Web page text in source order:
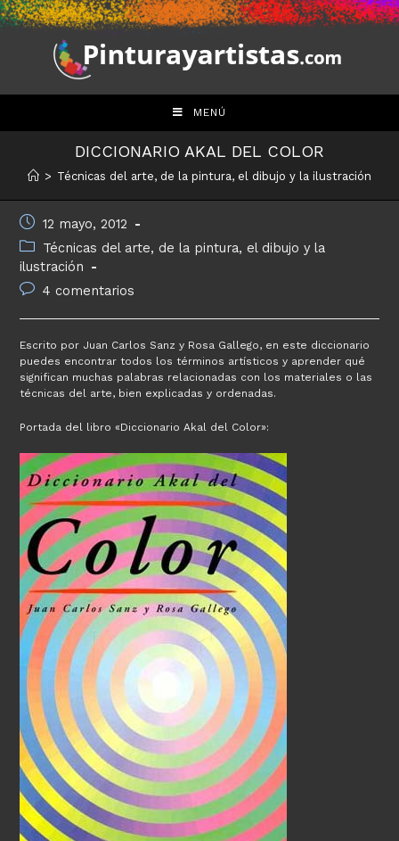
Saltar
al
contenido
MENÚ
DICCIONARIO AKAL DEL COLOR
> Técnicas del arte, de la pintura, el dibujo y la ilustración
Publicación
de
la
12 mayo, 2012
Categoría
de
la
Técnicas del arte, de la pintura, el dibujo y la
ilustración
Comentarios
entrada:
4 comentarios
Escrito por Juan Carlos Sanz y Rosa Gallego, en este diccionario
puedes encontrar todos los términos artísticos y aprender qué
significan muchas palabras relacionadas con los materiales o las
técnicas del arte, bien explicadas y ordenadas.
Portada del libro «Diccionario Akal del Color»: